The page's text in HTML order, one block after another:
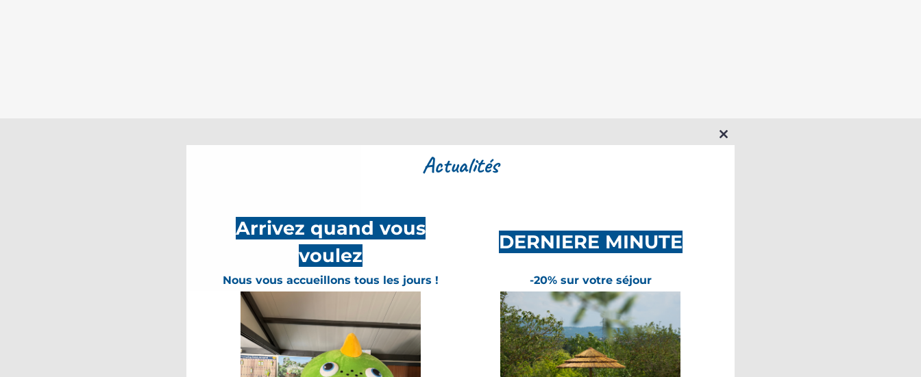
“Unécrin de nature4 étoiles aux
Close
Actualités
Arrivez quand vous
voulez
DERNIERE MINUTE
Nous vous accueillons tous les jours ! -20% sur votre séjour